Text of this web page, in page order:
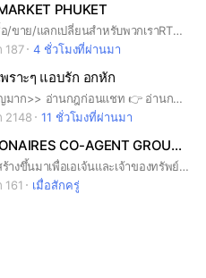
PHUKET
ตลาดซื้อ/ขาย/แลกเปลี่ยนสำหรับพวกเราRTC ในการโพสขายทรัพย์ โพสขายของ โพสโปรโมทธุรกิจของตัวเอง โปรโมชั่นต่างๆ โพสโปรโมทงานบริการหรือfreelanceต่างๆได้ทั้งหมด
187
4 ชั่วโมงที่ผ่านมา
พราะๆ แอบรัก อกหัก
‼️ สำคัญมาก>> อ่านกฎก่อนแชท 👉 อ่านกฎใน โน็ต>ปักหมุด ❤️ แบ่งปันเพลงของคนขี้เหงา แอบรัก เศร้า และคิดถึงใครสักคน ทั้งเพลง ไทย-Inter (แยกห้องแชท) ❤️
2148
11 ชั่วโมงที่ผ่านมา
MILLIONAIRES CO-AGENT GROUP HKT
กลุ่มนี้สร้างขึ้นมาเพื่อเอเจ้นและเจ้าของทรัพย์ในจังหวัดภูเก็ต ช่วยกันกระจายขายและทำเงินกัน 🎉 รบกวนระบุชื่อจริงใช้ภาพจริง #phuketproperty #phuketrealestate #thailandrealestate
161
เมื่อสักครู่